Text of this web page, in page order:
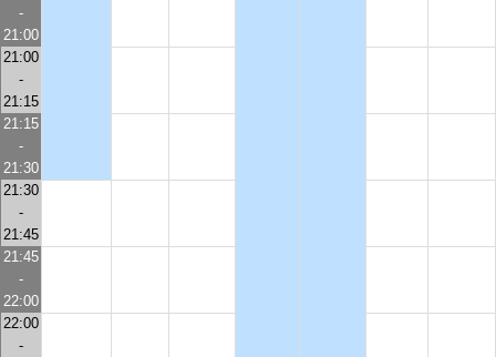
-
21:00
21:00
-
21:15
21:15
-
21:30
21:30
-
21:45
21:45
-
22:00
22:00
-